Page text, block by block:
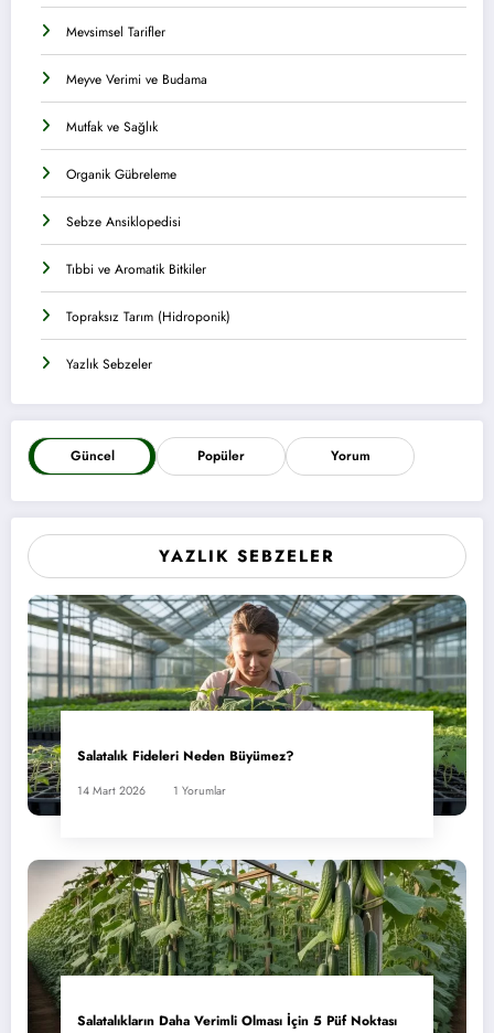
Mevsimsel Tarifler
Meyve Verimi ve Budama
Mutfak ve Sağlık
Organik Gübreleme
Sebze Ansiklopedisi
Tıbbi ve Aromatik Bitkiler
Topraksız Tarım (Hidroponik)
Yazlık Sebzeler
Güncel Popüler Yorum
YAZLIK SEBZELER
Salatalık Fideleri Neden Büyümez?
14 Mart 2026 1 Yorumlar
Salatalıkların Daha Verimli Olması İçin 5 Püf Noktası